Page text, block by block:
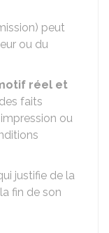
peut
ou du
réel et
faits
ou
justifie de la
fin de son